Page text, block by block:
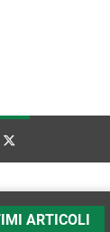

ARTICOLI